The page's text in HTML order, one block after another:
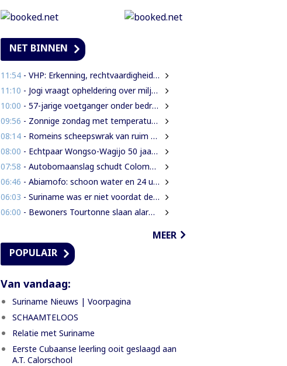
NET BINNEN
11:54- VHP: Erkenning, rechtvaardigheid en verbondenheid op 9 augustus
11:10 - Jogi vraagt opheldering over miljoenensteun aan SLM en behaalde resultaten
10:00 - 57-jarige voetganger onder bedreiging van mes beroofd van mobiele telefoon
09:56 - Zonnige zondag met temperaturen tot 34 graden
08:14- Romeins scheepswrak van ruim 2000 jaar oud ontdekt bij Sicilië
08:00 - Echtpaar Wongso-Wagijo 50 jaar getrouwd
07:58 - Autobomaanslag schudt Colombia op na inauguratie van hardline president
06:46 - Abiamofo: schoon water en 24 uur stroom moeten ook afgelegen dorpen bereiken
06:03 - Suriname was er niet voordat de Inheemse volken er waren
06:00 - Bewoners Tourtonne slaan alarm over toenemende prostitutie, drugshandel en overlast door vreemdelingen
MEER
POPULAIR
Van vandaag:
Suriname Nieuws | Voorpagina
SCHAAMTELOOS
Relatie met Suriname
Eerste Cubaanse leerling ooit geslaagd aan
A.T. Calorschool